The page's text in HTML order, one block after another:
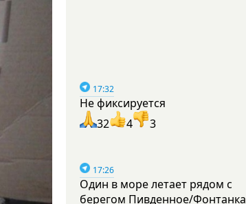
17:32
Не фиксируется
32
4 3
17:26
Один в море летает рядом с
берегом Пивденное/Фонтанка